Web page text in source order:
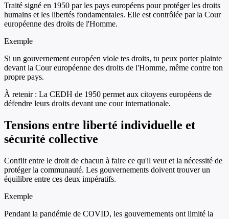
Traité signé en 1950 par les pays européens pour protéger les droits
humains et les libertés fondamentales. Elle est contrôlée par la Cour
européenne des droits de l'Homme.
Exemple
Si un gouvernement européen viole tes droits, tu peux porter plainte
devant la Cour européenne des droits de l'Homme, même contre ton
propre pays.
À retenir : La CEDH de 1950 permet aux citoyens européens de
défendre leurs droits devant une cour internationale.
Tensions entre liberté individuelle et
sécurité collective
Conflit entre le droit de chacun à faire ce qu'il veut et la nécessité de
protéger la communauté. Les gouvernements doivent trouver un
équilibre entre ces deux impératifs.
Exemple
Pendant la pandémie de COVID, les gouvernements ont limité la